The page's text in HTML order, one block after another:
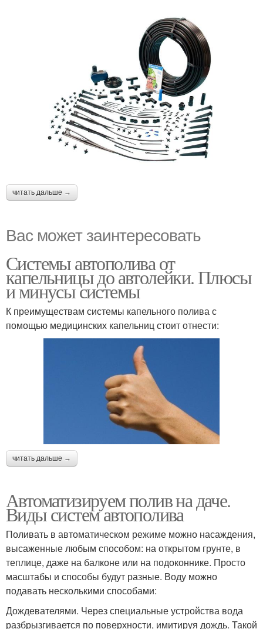
читать дальше →
Вас может заинтересовать
Системы автополива от
капельницы до автолейки. Плюсы
и минусы системы
К преимуществам системы капельного полива с
помощью медицинских капельниц стоит отнести:
читать дальше →
Автоматизируем полив на даче.
Виды систем автополива
Поливать в автоматическом режиме можно насаждения,
высаженные любым способом: на открытом грунте, в
теплице, даже на балконе или на подоконнике. Просто
масштабы и способы будут разные. Воду можно
подавать несколькими способами:
Дождевателями. Через специальные устройства вода
разбрызгивается по поверхности, имитируя дождь. Такой